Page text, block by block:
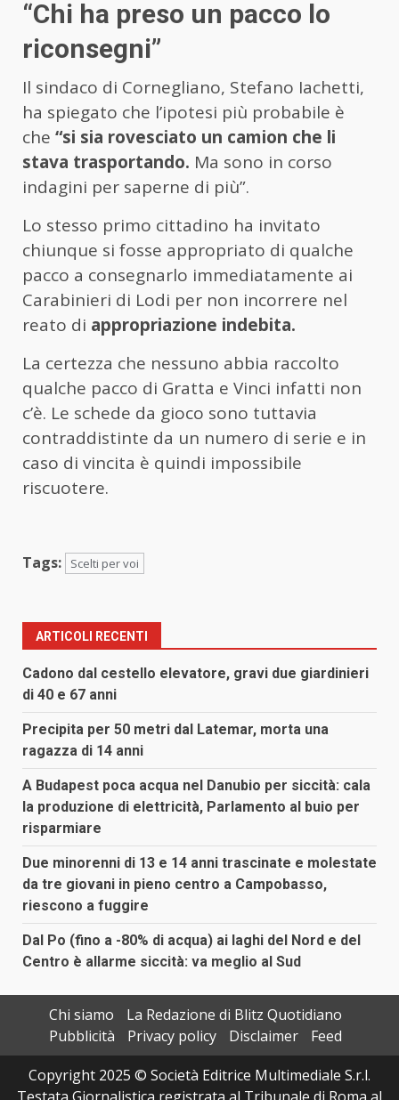
“Chi ha preso un pacco lo
riconsegni”
Il sindaco di Cornegliano, Stefano Iachetti,
ha spiegato che l’ipotesi più probabile è
che “si sia rovesciato un camion che li
stava trasportando. Ma sono in corso
indagini per saperne di più”.
Lo stesso primo cittadino ha invitato
chiunque si fosse appropriato di qualche
pacco a consegnarlo immediatamente ai
Carabinieri di Lodi per non incorrere nel
reato di appropriazione indebita.
La certezza che nessuno abbia raccolto
qualche pacco di Gratta e Vinci infatti non
c’è. Le schede da gioco sono tuttavia
contraddistinte da un numero di serie e in
caso di vincita è quindi impossibile
riscuotere.
Tags: Scelti per voi
ARTICOLI RECENTI
Cadono dal cestello elevatore, gravi due giardinieri
di 40 e 67 anni
Precipita per 50 metri dal Latemar, morta una
ragazza di 14 anni
A Budapest poca acqua nel Danubio per siccità: cala
la produzione di elettricità, Parlamento al buio per
risparmiare
Due minorenni di 13 e 14 anni trascinate e molestate
da tre giovani in pieno centro a Campobasso,
riescono a fuggire
Dal Po (fino a -80% di acqua) ai laghi del Nord e del
Centro è allarme siccità: va meglio al Sud
Chi siamo
La Redazione di Blitz Quotidiano
Pubblicità
Privacy policy Disclaimer
Feed
Copyright 2025 © Società Editrice Multimediale S.r.l.